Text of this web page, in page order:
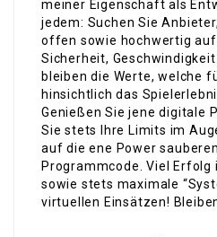
meiner Eigenschaft als
jedem: Suchen Sie
offen sowie hochwertig
Sicherheit,
bleiben die Werte, welche
hinsichtlich das
Genießen Sie jene digitale
Sie stets Ihre Limits im
auf die ene Power
Programmcode. Viel
sowie stets maximale
virtuellen Einsätzen!